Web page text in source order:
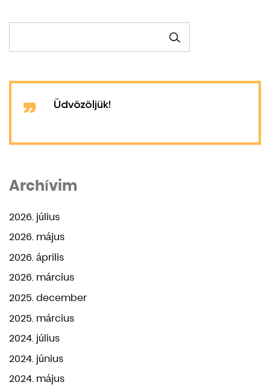
Üdvözöljük!
Archívim
2026. július
2026. május
2026. április
2026. március
2025. december
2025. március
2024. július
2024. június
2024. május